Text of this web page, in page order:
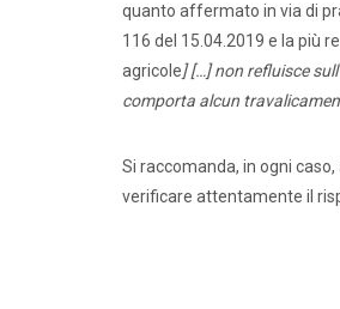
quanto affermato in via di
116 del 15.04.2019 e la più
agricole] […] non refluisce
comporta alcun
Si raccomanda, in ogni
verificare attentamente il